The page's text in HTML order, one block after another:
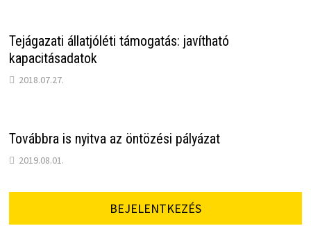
Tejágazati állatjóléti támogatás: javítható
kapacitásadatok
2018.07.27.
Továbbra is nyitva az öntözési pályázat
2019.08.01.
BEJELENTKEZÉS